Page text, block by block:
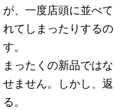
が、一度店頭に並べ
れてしまったりする
す。
まったくの新品では
せません。しかし、
る。